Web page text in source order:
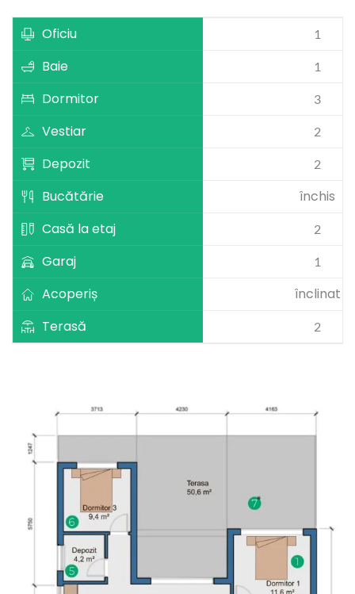
Oficiu 1
Baie 1
Dormitor 3
Vestiar 2
Depozit 2
Bucătărie
închis
Casă la etaj
2
Garaj 1
Acoperiș
înclinat
Terasă
2